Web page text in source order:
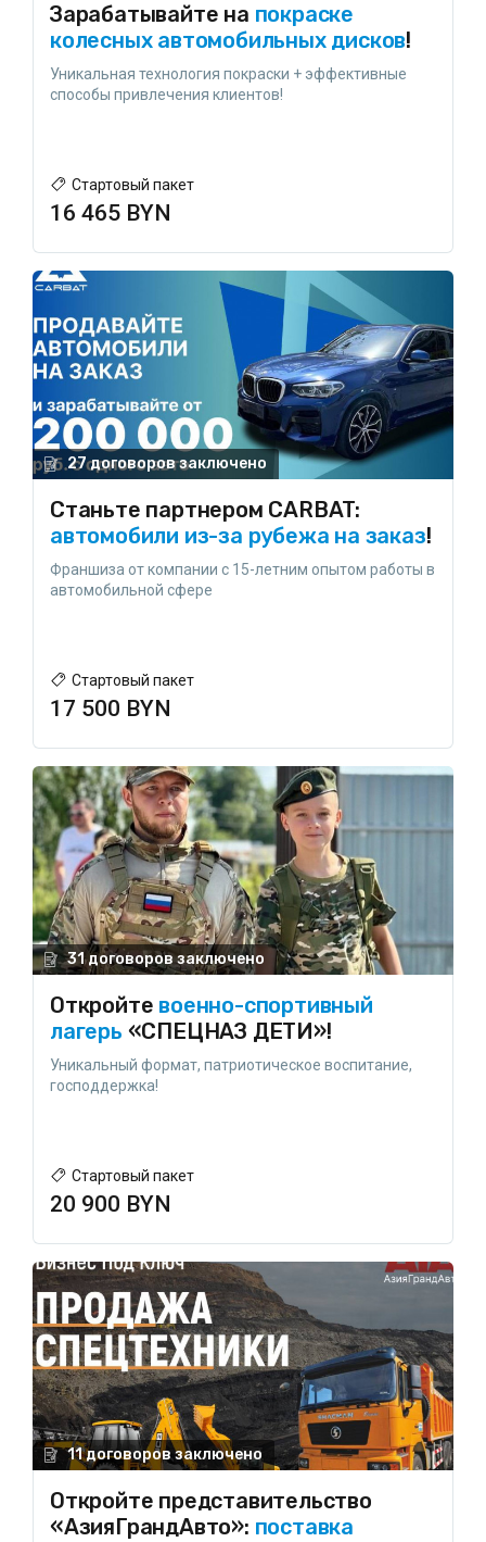
Зарабатывайте на покраске
колесных автомобильных дисков!
Уникальная технология покраски + эффективные
способы привлечения клиентов!
Стартовый пакет
16 465 BYN
27 договоров заключено
Станьте партнером CARBAT:
автомобили из-за рубежа на заказ!
Франшиза от компании с 15-летним опытом работы в
автомобильной сфере
Стартовый пакет
17 500 BYN
31 договоров заключено
Откройте военно-спортивный
лагерь «СПЕЦНАЗ ДЕТИ»!
Уникальный формат, патриотическое воспитание,
господдержка!
Стартовый пакет
20 900 BYN
11 договоров заключено
Откройте представительство
«АзияГрандАвто»: поставка